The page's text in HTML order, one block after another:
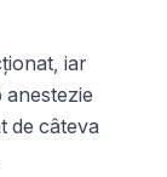
iar
anestezie
de câteva